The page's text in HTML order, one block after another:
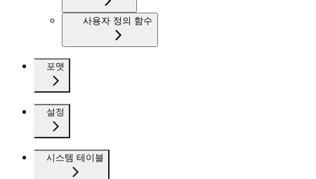
사용자 정의 함수
포맷
설정
시스템 테이블